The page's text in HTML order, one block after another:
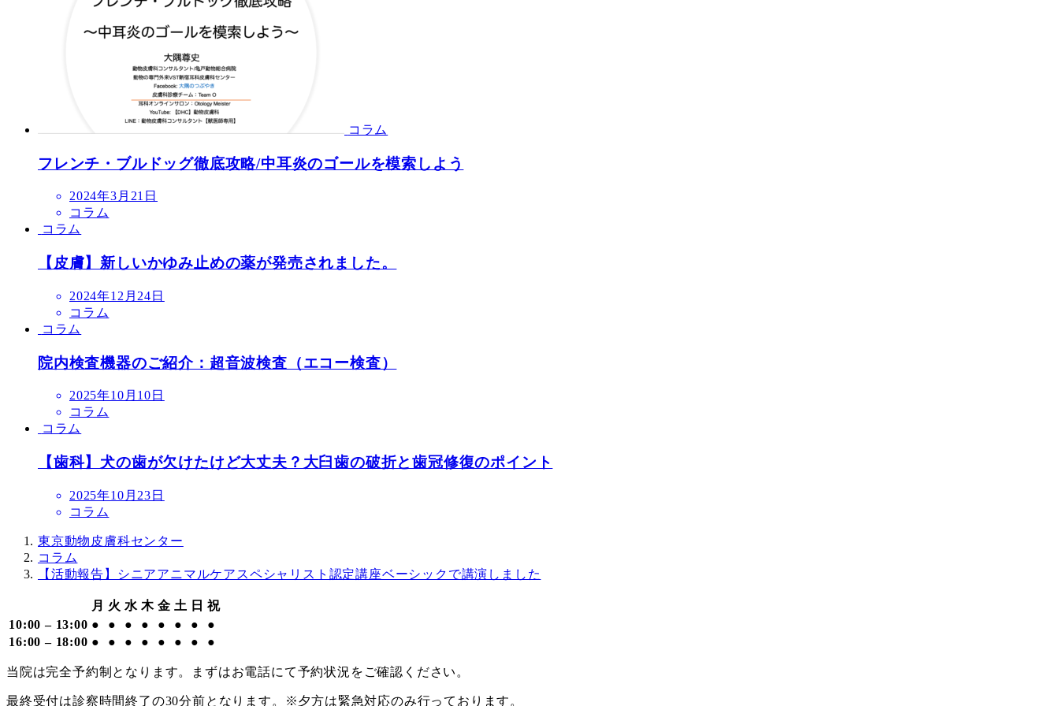
コラム
フレンチ・ブルドッグ徹底攻略/中耳炎のゴールを模索しよう
投
稿
日
2024年3月21日
コラム
コラム
【皮膚】新しいかゆみ止めの薬が発売されました。
投
稿
日
2024年12月24日
コラム
コラム
院内検査機器のご紹介：超音波検査（エコー検査）
投
稿
日
2025年10月10日
コラム
コラム
【歯科】犬の歯が欠けたけど大丈夫？大臼歯の破折と歯冠修復のポイント
投
稿
2025年10月23日
コラム
東京動物皮膚科センター
コラム
【活動報告】シニアアニマルケアスペシャリスト認定講座ベーシックで講演しました
月 火 水 木 金 土 日 祝
10:00 – 13:00 ● ● ● ● ● ● ●
●
16:00 – 18:00 ● ● ● ● ● ● ● ●
当院は完全予約制となります。まずはお電話にて予約状況をご確認ください。
最終受付は診察時間終了の30分前となります。※夕方は緊急対応のみ行っております。